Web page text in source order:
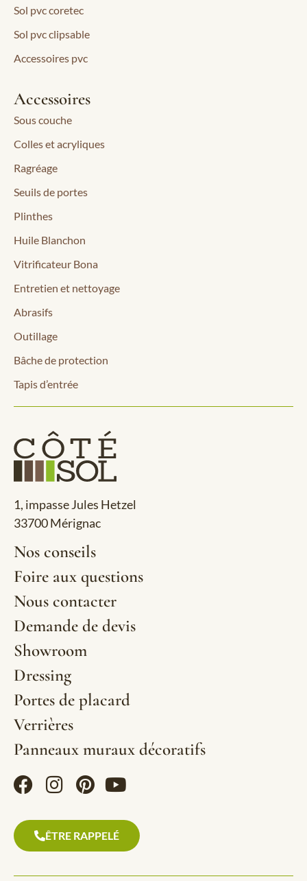
Sol pvc coretec
Sol pvc clipsable
Accessoires pvc
Accessoires
Sous couche
Colles et acryliques
Ragréage
Seuils de portes
Plinthes
Huile Blanchon
Vitrificateur Bona
Entretien et nettoyage
Abrasifs
Outillage
Bâche de protection
Tapis d’entrée
1, impasse Jules Hetzel
33700 Mérignac
Nos conseils
Foire aux questions
Nous contacter
Demande de devis
Showroom
Dressing
Portes de placard
Verrières
Panneaux muraux décoratifs
ÊTRE RAPPELÉ